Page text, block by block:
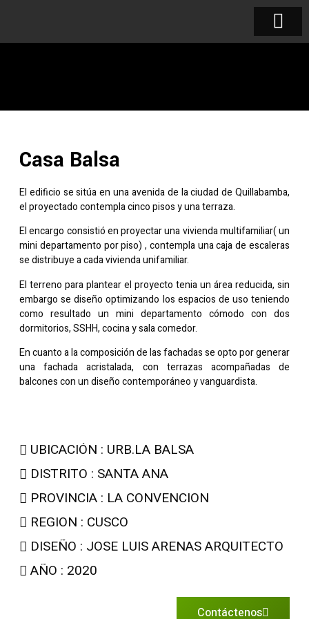
Casa Balsa
El edificio se sitúa en una avenida de la ciudad de Quillabamba,
el proyectado contempla cinco pisos y una terraza.
El encargo consistió en proyectar una vivienda multifamiliar( un
mini departamento por piso) , contempla una caja de escaleras
se distribuye a cada vivienda unifamiliar.
El terreno para plantear el proyecto tenia un área reducida, sin
embargo se diseño optimizando los espacios de uso teniendo
como resultado un mini departamento cómodo con dos
dormitorios, SSHH, cocina y sala comedor.
En cuanto a la composición de las fachadas se opto por generar
una fachada acristalada, con terrazas acompañadas de
balcones con un diseño contemporáneo y vanguardista.
UBICACIÓN : URB.LA BALSA
DISTRITO : SANTA ANA
PROVINCIA : LA CONVENCION
REGION : CUSCO
DISEÑO : JOSE LUIS ARENAS ARQUITECTO
AÑO : 2020
Contáctenos